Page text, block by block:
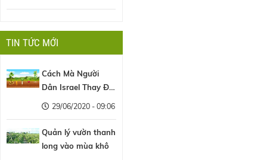
TIN TỨC MỚI
Cách Mà Người
Dân Israel Thay Đổi
Nền Nông Nghiệp
29/06/2020 - 09:06
Quản lý vườn thanh
long vào mùa khô